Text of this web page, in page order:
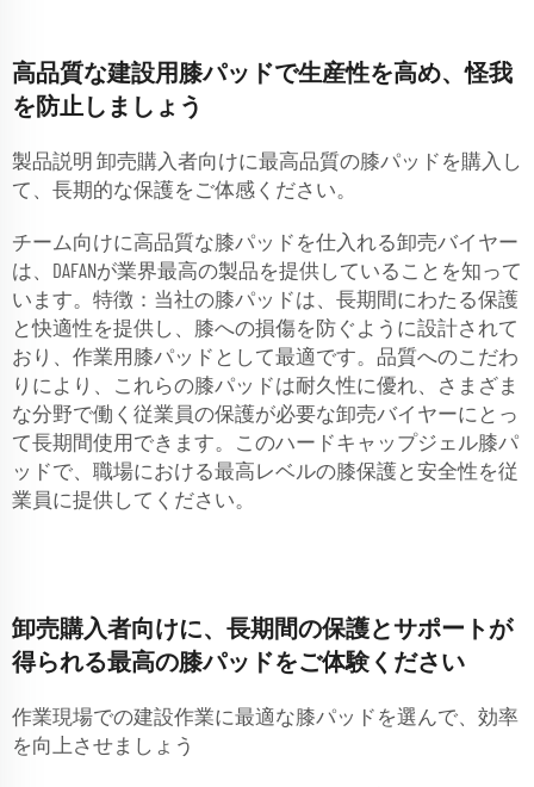
高品質な建設用膝パッドで生産性を高め、怪我
を防止しましょう
製品説明 卸売購入者向けに最高品質の膝パッドを購入し
て、長期的な保護をご体感ください。
チーム向けに高品質な膝パッドを仕入れる卸売バイヤー
は、DAFANが業界最高の製品を提供していることを知って
います。特徴：当社の膝パッドは、長期間にわたる保護
と快適性を提供し、膝への損傷を防ぐように設計されて
おり、作業用膝パッドとして最適です。品質へのこだわ
りにより、これらの膝パッドは耐久性に優れ、さまざま
な分野で働く従業員の保護が必要な卸売バイヤーにとっ
て長期間使用できます。このハードキャップジェル膝パ
ッドで、職場における最高レベルの膝保護と安全性を従
業員に提供してください。
卸売購入者向けに、長期間の保護とサポートが
得られる最高の膝パッドをご体験ください
作業現場での建設作業に最適な膝パッドを選んで、効率
を向上させましょう